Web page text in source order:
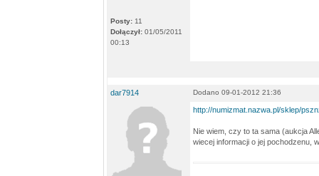
Posty: 11
Dołączył: 01/05/2011
00:13
dar7914 Dodano 09-01-2012 21:36
http://numizmat.nazwa.pl/sklep/
Nie wiem, czy to ta sama (aukcja
wiecej informacji o jej pochodzenu,